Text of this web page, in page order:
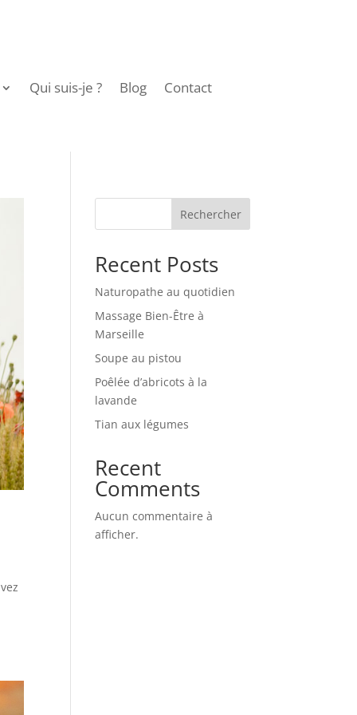
Qui suis-je ? Blog Contact
Rechercher
Recent Posts
Naturopathe au quotidien
Massage Bien-Être à
Marseille
Soupe au pistou
Poêlée d’abricots à la
lavande
Tian aux légumes
Recent
Comments
Aucun commentaire à
afficher.